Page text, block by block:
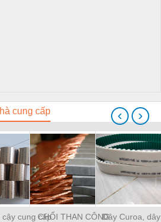
cung cấp
cung cấpCHỔI THAN CÔNGDây Curoa,
‹ ›